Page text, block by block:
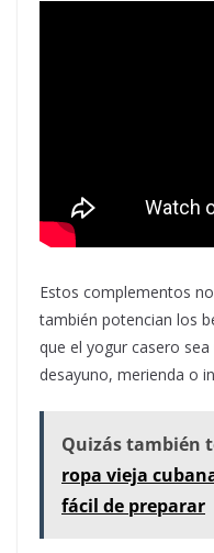
Estos complementos
también potencian los
que el yogur casero
desayuno, merienda o
Quizás también
ropa vieja
fácil de preparar